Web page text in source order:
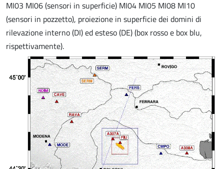
MI03 MI06 (sensori in superficie) MI04 MI05 MI08 MI10
(sensori in pozzetto), proiezione in superficie dei domini di
rilevazione interno (DI) ed esteso (DE) (box rosso e box blu,
rispettivamente).